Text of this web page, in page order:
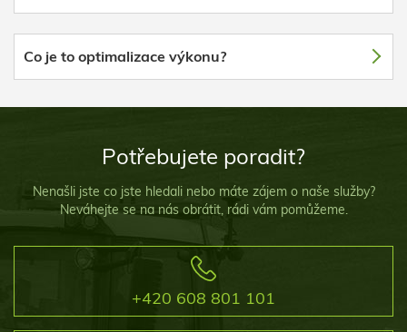
Co je to optimalizace výkonu?
Potřebujete poradit?
Nenašli jste co jste hledali nebo máte zájem o naše služby?
Neváhejte se na nás obrátit, rádi vám pomůžeme.
+420 608 801 101